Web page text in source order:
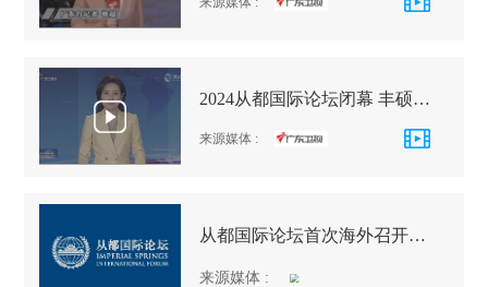
2024从都国际论坛闭幕 丰硕成果进一步凝聚国际共识
来源媒体 :
从都国际论坛首次海外召开！克罗地亚前总统约西波维奇：表明世界合作意愿更加强烈
来源媒体 :